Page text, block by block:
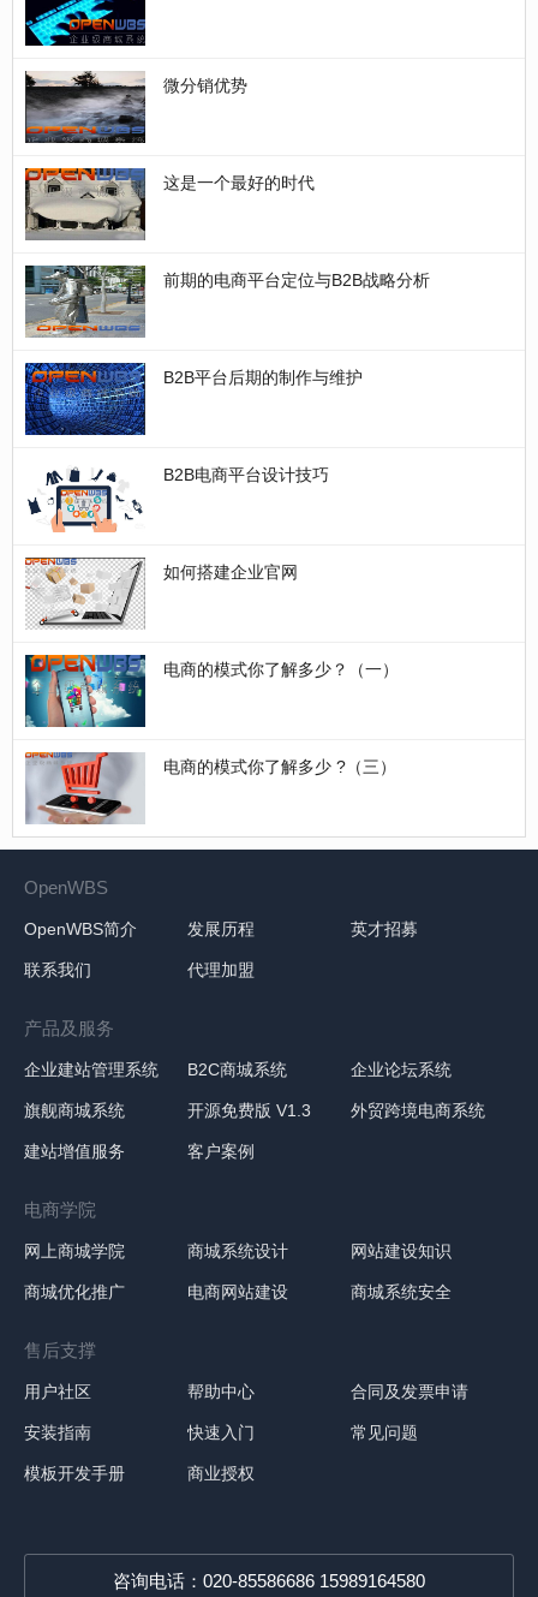
微分销优势
这是一个最好的时代
前期的电商平台定位与B2B战略分析
B2B平台后期的制作与维护
B2B电商平台设计技巧
如何搭建企业官网
电商的模式你了解多少？（一）
电商的模式你了解多少 ?（三）
OpenWBS
OpenWBS简介 发展历程 英才招募
联系我们 代理加盟
产品及服务
企业建站管理系统 B2C商城系统 企业论坛系统
旗舰商城系统 开源免费版 V1.3 外贸跨境电商系统
建站增值服务 客户案例
电商学院
网上商城学院 商城系统设计 网站建设知识
商城优化推广 电商网站建设 商城系统安全
售后支撑
用户社区 帮助中心 合同及发票申请
安装指南 快速入门 常见问题
模板开发手册 商业授权
咨询电话：020-85586686 15989164580